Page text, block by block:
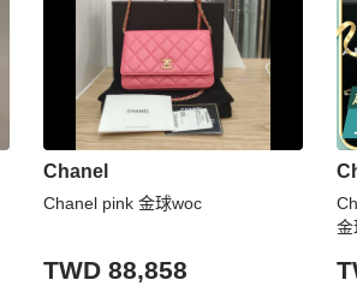
Chanel
Chanel pink 金球woc
TWD 88,858
金